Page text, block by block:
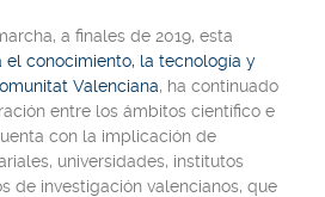
a finales de 2019, esta
el conocimiento, la tecnología y
Valenciana, ha continuado
entre los ámbitos científico e
con la implicación de
universidades, institutos
de investigación valencianos, que